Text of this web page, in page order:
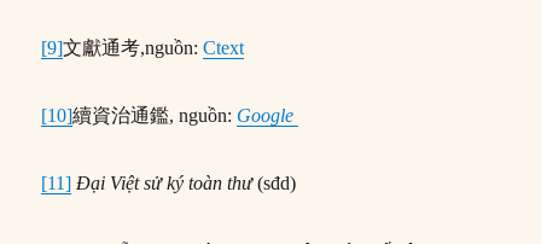
[9]文獻通考,nguồn:Ctext
[10]續資治通鑑, nguồn: Google
[11] Đại Việt sử ký toàn thư(sđd)